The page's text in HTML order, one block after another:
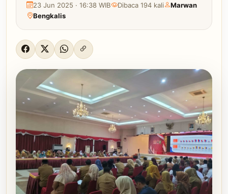
23 Jun 2025 · 16:38 WIB Dibaca 194 kali
Marwan
Bengkalis